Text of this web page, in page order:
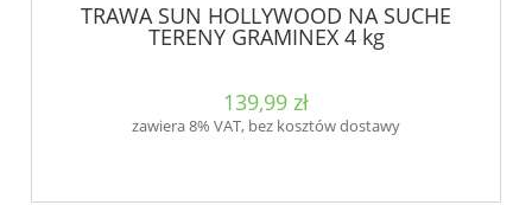
TRAWA SUN HOLLYWOOD NA SUCHE
TERENY GRAMINEX 4 kg
139,99 zł
zawiera 8% VAT, bez kosztów dostawy